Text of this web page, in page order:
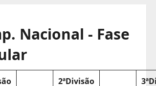
Nacional - Fase
2ªDivisão